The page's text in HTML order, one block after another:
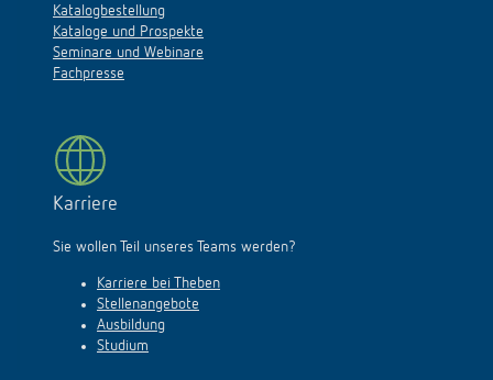
Katalogbestellung
Kataloge und Prospekte
Seminare und Webinare
Fachpresse
Karriere
Sie wollen Teil unseres Teams werden?
Karriere bei Theben
Stellenangebote
Ausbildung
Studium